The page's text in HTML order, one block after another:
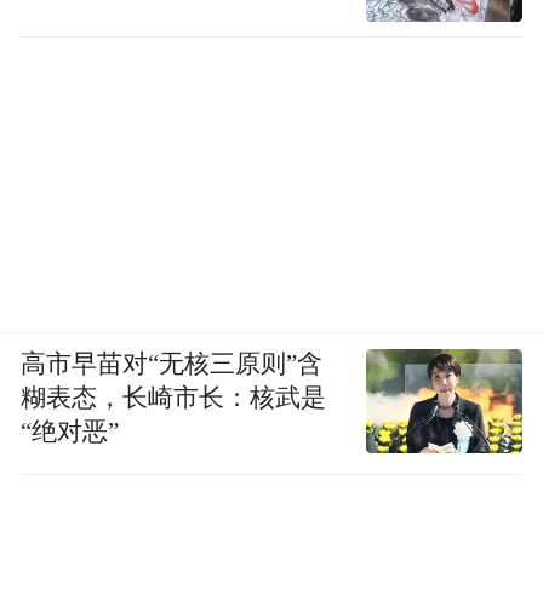
高市早苗对“无核三原则”含
糊表态，长崎市长：核武是
“绝对恶”